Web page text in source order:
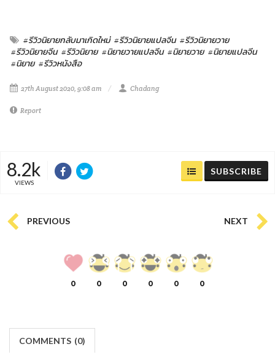
#รีวิวนิยายกลับมาเกิดใหม่ #รีวิวนิยายแปลจีน #รีวิวนิยายวาย
#รีวิวนิยายจีน #รีวิวนิยาย #นิยายวายแปลจีน #นิยายวาย #นิยายแปลจีน
#นิยาย #รีวิวหนังสือ
27th August 2020, 9:08 am Chadang
Report
8.2k
VIEWS
SUBSCRIBE
PREVIOUS NEXT
0 0 0 0 0 0
COMMENTS (0)